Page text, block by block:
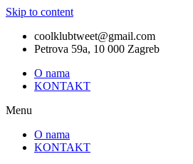
Skip to content
coolklubtweet@gmail.com
Petrova 59a, 10 000 Zagreb
O nama
KONTAKT
Menu
O nama
KONTAKT